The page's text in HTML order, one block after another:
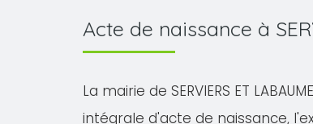
Acte de naissance à
La mairie de SERVIERS ET
intégrale d'acte de naissance,